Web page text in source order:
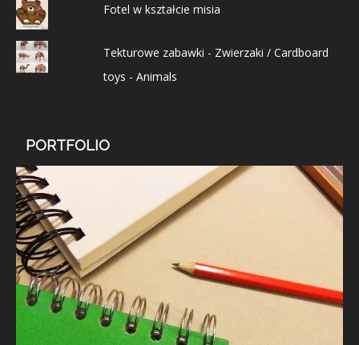
Fotel w kształcie misia
Tekturowe zabawki - Zwierzaki / Cardboard
toys - Animals
PORTFOLIO